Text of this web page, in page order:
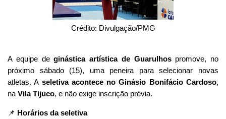
Crédito: Divulgação/PMG
A equipe deginástica artística de Guarulhospromove, no
próximo sábado (15), uma peneira para selecionar novas
atletas. A seletiva acontece no Ginásio Bonifácio Cardoso,
na Vila Tijuco, e não exige inscrição prévia.
📌 Horários da seletiva